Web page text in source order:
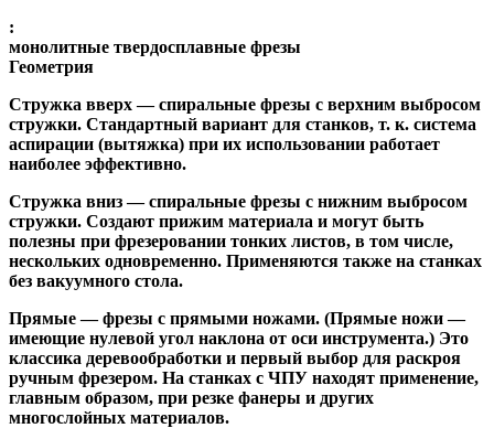
:
монолитные твердосплавные фрезы
Геометрия
Стружка вверх— спиральные фрезы с верхним выбросом
стружки. Стандартный вариант для станков, т. к. система
аспирации (вытяжка) при их использовании работает
наиболее эффективно.
Стружка вниз— спиральные фрезы с нижним выбросом
стружки. Создают прижим материала и могут быть
полезны при фрезеровании тонких листов, в том числе,
нескольких одновременно. Применяются также на станках
без вакуумного стола.
Прямые— фрезы с прямыми ножами. (Прямые ножи —
имеющие нулевой угол наклона от оси инструмента.) Это
классика деревообработки и первый выбор для раскроя
ручным фрезером. На станках с ЧПУ находят применение,
главным образом, при резке фанеры и других
многослойных материалов.